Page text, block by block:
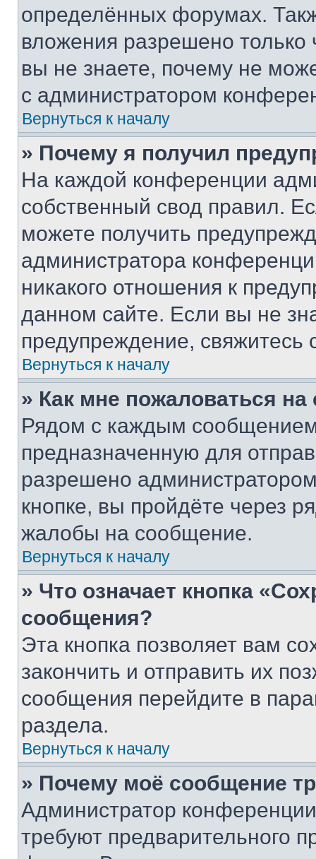
определённых форумах.
вложения разрешено
вы не знаете, почему не
с администратором
Вернуться к началу
» Почему я получил
На каждой конференции
собственный свод правил.
можете получить
администратора
никакого отношения к
данном сайте. Если вы не
предупреждение,
Вернуться к началу
» Как мне пожаловаться
Рядом с каждым сообщением
предназначенную для
разрешено
кнопке, вы пройдёте через
жалобы на сообщение.
Вернуться к началу
» Что означает кнопка
сообщения?
Эта кнопка позволяет вам
закончить и отправить их
сообщения перейдите в
раздела.
Вернуться к началу
» Почему моё сообщение
Администратор
требуют предварительного